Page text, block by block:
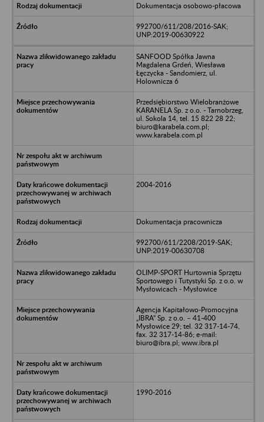
Dokumentacja osobowo-płacowa
992700/611/208/2016-SAK;
UNP:2019-00630922
SANFOOD Spółka Jawna
Magdalena Grdeń, Wiesława
Łęczycka - Sandomierz, ul.
Holownicza 6
Przedsiębiorstwo Wielobranżowe
KARANELA Sp. z o.o. - Tarnobrzeg,
ul. Sokola 14, tel. 15 822 28 22;
biuro@karabela.com.pl;
www.karabela.com.pl
2004-2016
Dokumentacja pracownicza
992700/611/2208/2019-SAK;
UNP:2019-00630708
OLIMP-SPORT Hurtownia Sprzętu
Sportowego i Tutystyki Sp. z o.o. w
Mysłowicach - Mysłowice
Agencja Kapitałowo-Promocyjna
„IBRA” Sp. z o.o. – 41-400
Mysłowice 29; tel. 32 317-14-74,
fax. 32 317-14-86; e-mail:
biuro@ibra.pl; www.ibra.pl
1990-2016